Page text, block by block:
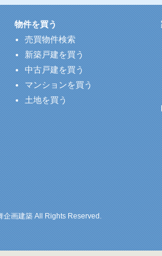
物件を買う
売買物件検索
新築戸建を買う
中古戸建を買う
マンションを買う
土地を買う
企画建築 All Rights Reserved.